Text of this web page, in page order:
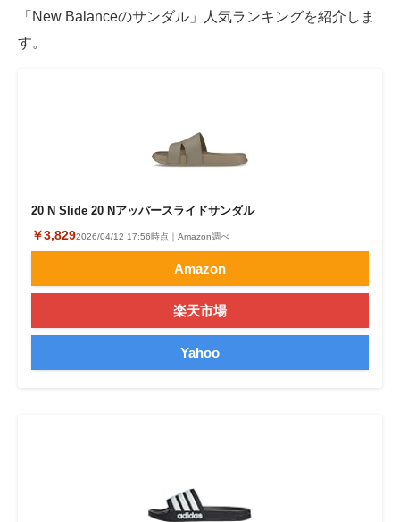
「New Balanceのサンダル」人気ランキングを紹介しま
す。
20 N Slide 20 Nアッパースライドサンダル
￥3,8292026/04/12 17:56時点｜Amazon調べ
Amazon
楽天市場
Yahoo